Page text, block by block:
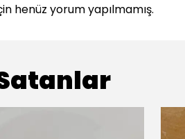
henüz yorum yapılmamış.